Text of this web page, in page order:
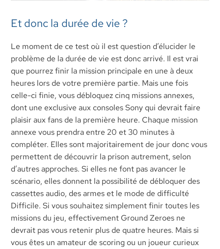
Et donc la durée de vie ?
Le moment de ce test où il est question d’élucider le
problème de la durée de vie est donc arrivé. Il est vrai
que pourrez finir la mission principale en une à deux
heures lors de votre première partie. Mais une fois
celle-ci finie, vous débloquez cinq missions annexes,
dont une exclusive aux consoles Sony qui devrait faire
plaisir aux fans de la première heure. Chaque mission
annexe vous prendra entre 20 et 30 minutes à
compléter. Elles sont majoritairement de jour donc vous
permettent de découvrir la prison autrement, selon
d’autres approches. Si elles ne font pas avancer le
scénario, elles donnent la possibilité de débloquer des
cassettes audio, des armes et le mode de difficulté
Difficile. Si vous souhaitez simplement finir toutes les
missions du jeu, effectivement Ground Zeroes ne
devrait pas vous retenir plus de quatre heures. Mais si
vous êtes un amateur de scoring ou un joueur curieux